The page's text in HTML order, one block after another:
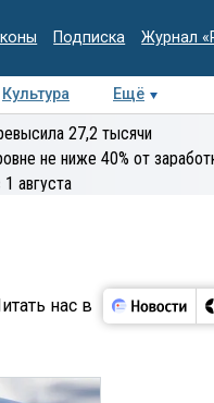
Подписка Журнал
Культура Ещё
Колумнисты
27,2 тысячи
не ниже 40% от
августа
нас в